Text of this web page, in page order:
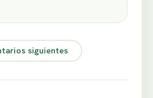
siguientes